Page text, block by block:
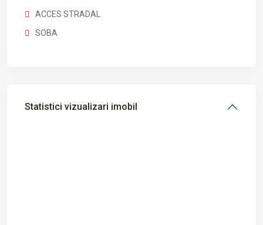
ACCES STRADAL
SOBA
Statistici vizualizari imobil